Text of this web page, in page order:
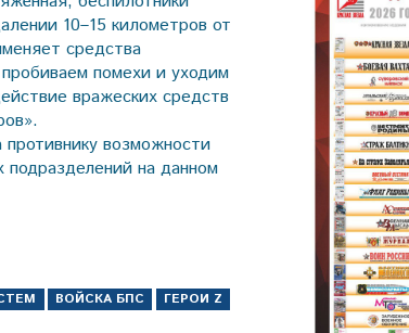
10–15 километров от
средства
помехи и уходим
вражеских средств
возможности
на данном
ВОЙСКА БПС
ГЕРОИ Z